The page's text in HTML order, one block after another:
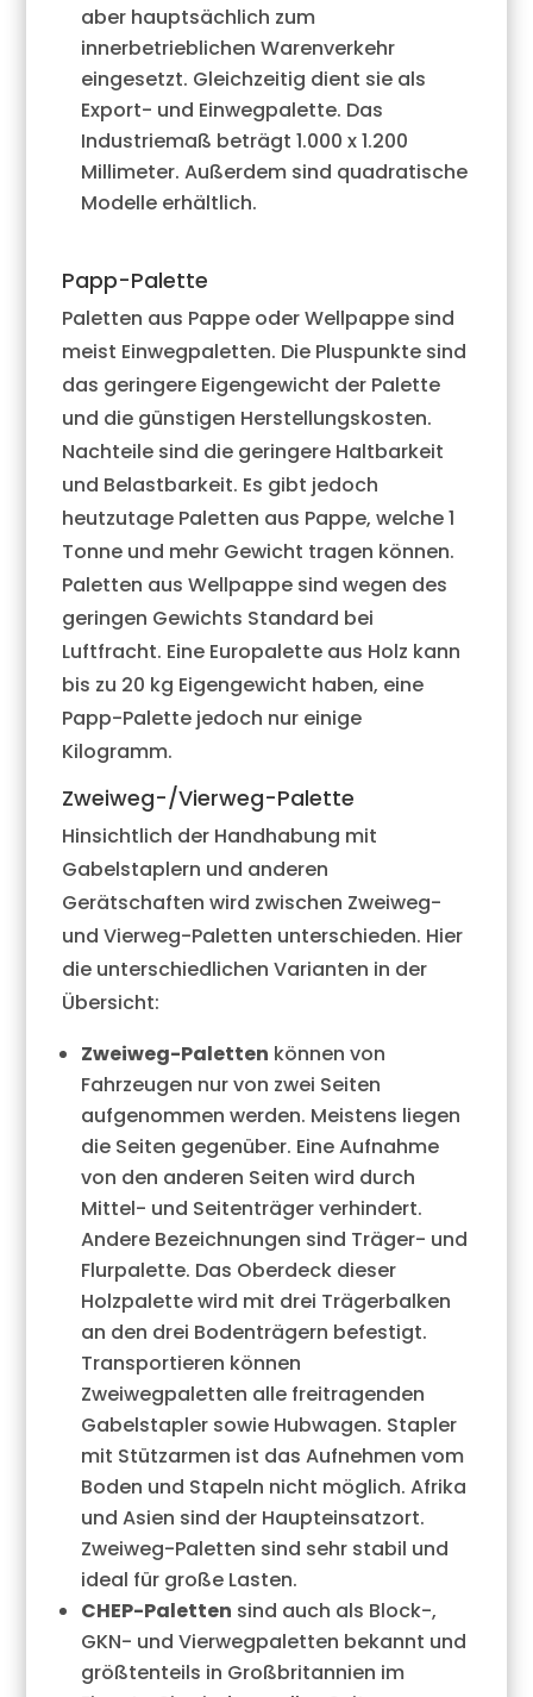
aber hauptsächlich zum
innerbetrieblichen Warenverkehr
eingesetzt. Gleichzeitig dient sie als
Export- und Einwegpalette. Das
Industriemaß beträgt 1.000 x 1.200
Millimeter. Außerdem sind quadratische
Modelle erhältlich.
Papp-Palette
Paletten aus Pappe oder Wellpappe sind
meist Einwegpaletten. Die Pluspunkte sind
das geringere Eigengewicht der Palette
und die günstigen Herstellungskosten.
Nachteile sind die geringere Haltbarkeit
und Belastbarkeit. Es gibt jedoch
heutzutage Paletten aus Pappe, welche 1
Tonne und mehr Gewicht tragen können.
Paletten aus Wellpappe sind wegen des
geringen Gewichts Standard bei
Luftfracht. Eine Europalette aus Holz kann
bis zu 20 kg Eigengewicht haben, eine
Papp-Palette jedoch nur einige
Kilogramm.
Zweiweg-/Vierweg-Palette
Hinsichtlich der Handhabung mit
Gabelstaplern und anderen
Gerätschaften wird zwischen Zweiweg-
und Vierweg-Paletten unterschieden. Hier
die unterschiedlichen Varianten in der
Übersicht:
Zweiweg-Paletten können von
Fahrzeugen nur von zwei Seiten
aufgenommen werden. Meistens liegen
die Seiten gegenüber. Eine Aufnahme
von den anderen Seiten wird durch
Mittel- und Seitenträger verhindert.
Andere Bezeichnungen sind Träger- und
Flurpalette. Das Oberdeck dieser
Holzpalette wird mit drei Trägerbalken
an den drei Bodenträgern befestigt.
Transportieren können
Zweiwegpaletten alle freitragenden
Gabelstapler sowie Hubwagen. Stapler
mit Stützarmen ist das Aufnehmen vom
Boden und Stapeln nicht möglich. Afrika
und Asien sind der Haupteinsatzort.
Zweiweg-Paletten sind sehr stabil und
ideal für große Lasten.
CHEP-Paletten sind auch als Block-,
GKN- und Vierwegpaletten bekannt und
größtenteils in Großbritannien im